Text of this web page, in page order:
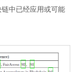
中已经应用或可能